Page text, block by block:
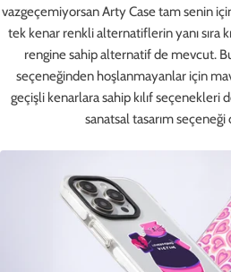
vazgeçemiyorsan Arty Case tam senin
tek kenar renkli alternatiflerin yanı sıra
rengine sahip alternatif de mevcut.
seçeneğinden hoşlanmayanlar için
geçişli kenarlara sahip kılıf seçenekleri
sanatsal tasarım seçeneği